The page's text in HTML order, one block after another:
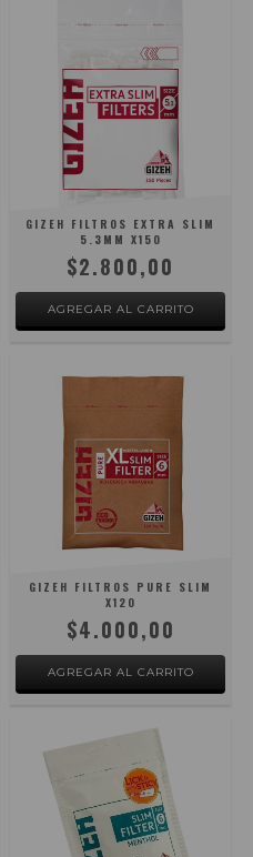
GIZEH FILTROS EXTRA SLIM
5.3MM X150
$2.800,00
GIZEH FILTROS PURE SLIM
X120
$4.000,00